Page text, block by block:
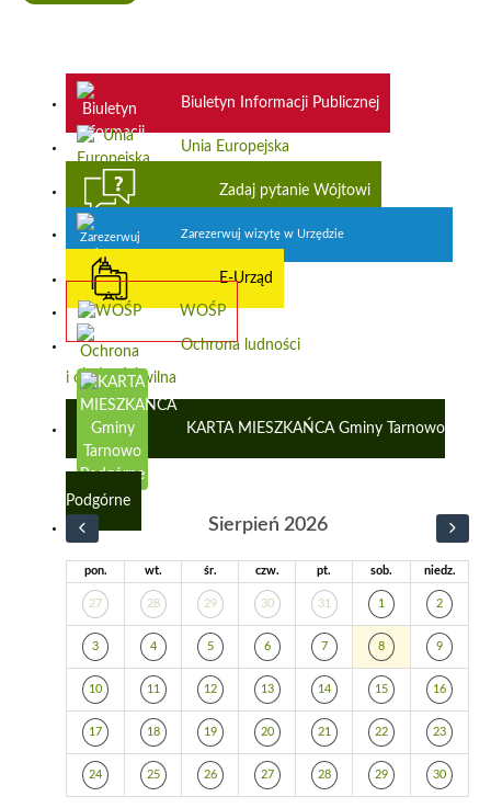
Biuletyn Informacji Publicznej
Unia Europejska
Zadaj pytanie Wójtowi
Zarezerwuj wizytę w Urzędzie
E-Urząd
WOŚP
Ochrona ludności
i obrona cywilna
KARTA MIESZKAŃCA Gminy Tarnowo
Podgórne
Sierpień 2026
pon. wt. śr. czw. pt. sob. niedz.
27 28 29 30 31 1 2
3 4 5 6 7 8 9
10 11 12 13 14 15 16
17 18 19 20 21 22 23
24 25 26 27 28 29 30